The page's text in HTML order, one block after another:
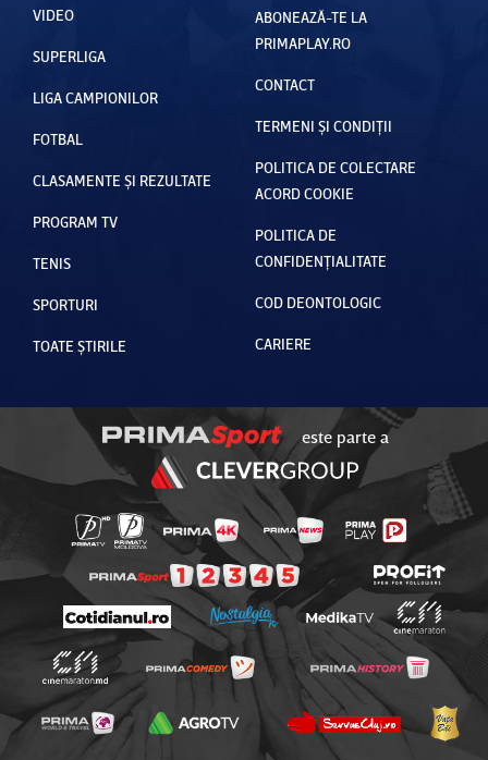
VIDEO
SUPERLIGA
LIGA CAMPIONILOR
FOTBAL
CLASAMENTE ȘI REZULTATE
PROGRAM TV
TENIS
SPORTURI
TOATE ȘTIRILE
ABONEAZĂ-TE LA
PRIMAPLAY.RO
CONTACT
TERMENI ȘI CONDIȚII
POLITICA DE COLECTARE
ACORD COOKIE
POLITICA DE
CONFIDENȚIALITATE
COD DEONTOLOGIC
CARIERE
este parte a